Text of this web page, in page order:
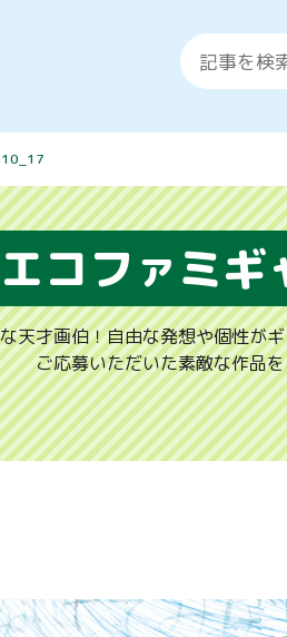
エコファミギ
天才画伯！自由な発想や個性が
ご応募いただいた素敵な作品